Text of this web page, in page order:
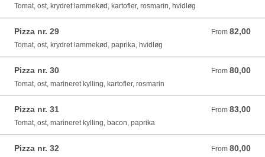
Tomat, ost, krydret lammekød, kartofler, rosmarin, hvidløg
Pizza nr. 29 From 82,00
From 82,00 DKK
Tomat, ost, krydret lammekød, paprika, hvidløg
Pizza nr. 30 From 80,00
From 80,00 DKK
Tomat, ost, marineret kylling, kartofler, rosmarin
Pizza nr. 31 From 83,00
From 83,00 DKK
Tomat, ost, marineret kylling, bacon, paprika
Pizza nr. 32 From 80,00
From 80,00 DKK